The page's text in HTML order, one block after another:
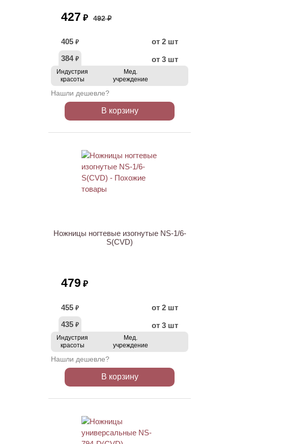
427 ₽ 492 ₽
405 ₽
от 2 шт
384 ₽ от 3 шт
Индустрия
красоты
Мед.
учреждение
Нашли дешевле?
В корзину
Ножницы ногтевые изогнутые NS-1/6-
S(CVD)
479 ₽
455 ₽
от 2 шт
435 ₽ от 3 шт
Индустрия
красоты
Мед.
учреждение
Нашли дешевле?
В корзину